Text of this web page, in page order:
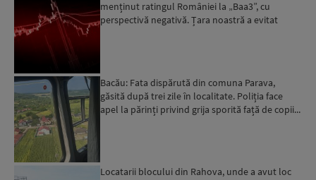
menținut ratingul României la „Baa3”, cu
perspectivă negativă. Țara noastră a evitat
Bacău: Fata dispărută din comuna Parava,
găsită după trei zile în localitate. Poliția face
apel la părinți privind grija sporită față de copii...
Locatarii blocului din Rahova, unde a avut loc